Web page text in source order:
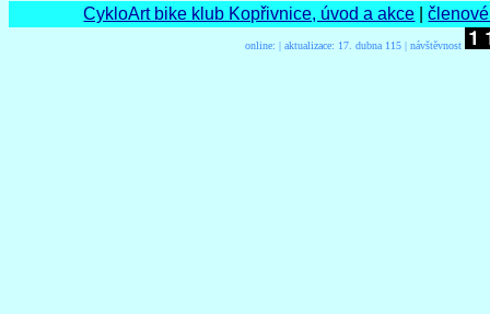
CykloArt bike klub Kopřivnice, úvod a akce |
online: | aktualizace: 17. dubna 115 | návštěvnost